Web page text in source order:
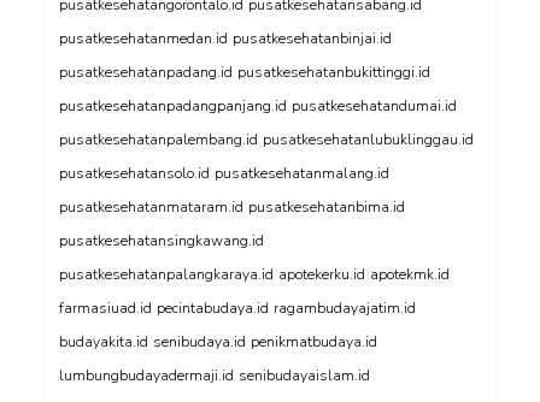
pusatkesehatangorontalo.id pusatkesehatansabang.id
pusatkesehatanmedan.id pusatkesehatanbinjai.id
pusatkesehatanpadang.id pusatkesehatanbukittinggi.id
pusatkesehatanpadangpanjang.id pusatkesehatandumai.id
pusatkesehatanpalembang.id pusatkesehatanlubuklinggau.id
pusatkesehatansolo.id pusatkesehatanmalang.id
pusatkesehatanmataram.id pusatkesehatanbima.id
pusatkesehatansingkawang.id
pusatkesehatanpalangkaraya.id apotekerku.id apotekmk.id
farmasiuad.id pecintabudaya.id ragambudayajatim.id
budayakita.id senibudaya.id penikmatbudaya.id
lumbungbudayadermaji.id senibudayaislam.id